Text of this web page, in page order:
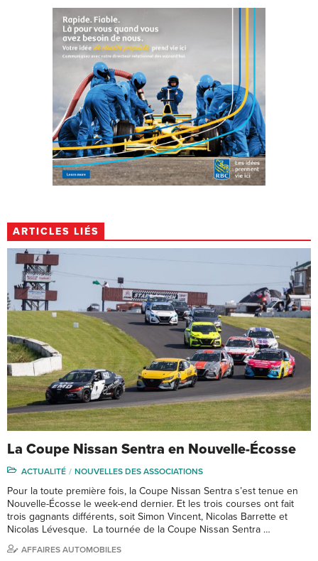
ARTICLES LIÉS
La Coupe Nissan Sentra en Nouvelle-Écosse
ACTUALITÉ NOUVELLES DES ASSOCIATIONS
Pour la toute première fois, la Coupe Nissan Sentra s’est tenue en
Nouvelle-Écosse le week-end dernier. Et les trois courses ont fait
trois gagnants différents, soit Simon Vincent, Nicolas Barrette et
Nicolas Lévesque. La tournée de la Coupe Nissan Sentra …
AFFAIRES AUTOMOBILES